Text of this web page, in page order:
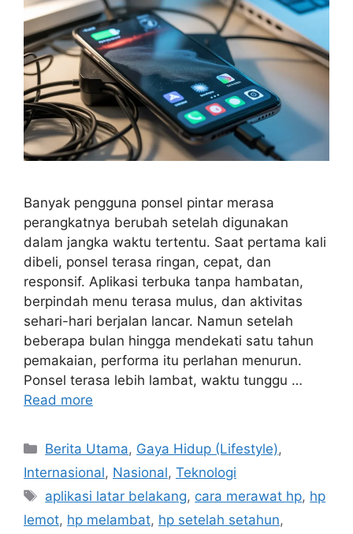
Banyak pengguna ponsel pintar merasa
perangkatnya berubah setelah digunakan
dalam jangka waktu tertentu. Saat pertama kali
dibeli, ponsel terasa ringan, cepat, dan
responsif. Aplikasi terbuka tanpa hambatan,
berpindah menu terasa mulus, dan aktivitas
sehari-hari berjalan lancar. Namun setelah
beberapa bulan hingga mendekati satu tahun
pemakaian, performa itu perlahan menurun.
Ponsel terasa lebih lambat, waktu tunggu …
Read more
C
a
e
g
Berita Utama, Gaya Hidup (Lifestyle),
Internasional, Nasional, Teknologi
T
a
aplikasi latar belakang, cara merawat hp, hp
lemot, hp melambat, hp setelah setahun,